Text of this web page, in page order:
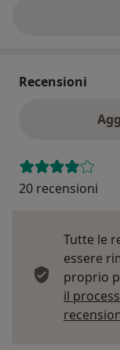
Recensioni
20 recensioni
Tutte le
essere
proprio
il